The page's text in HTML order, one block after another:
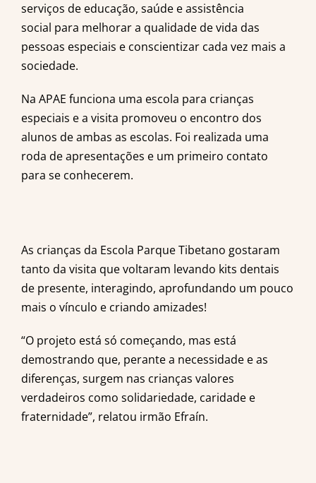
serviços de educação, saúde e assistência
social para melhorar a qualidade de vida das
pessoas especiais e conscientizar cada vez mais a
sociedade.
Na APAE funciona uma escola para crianças
especiais e a visita promoveu o encontro dos
alunos de ambas as escolas. Foi realizada uma
roda de apresentações e um primeiro contato
para se conhecerem.
As crianças da Escola Parque Tibetano gostaram
tanto da visita que voltaram levando kits dentais
de presente, interagindo, aprofundando um pouco
mais o vínculo e criando amizades!
“O projeto está só começando, mas está
demostrando que, perante a necessidade e as
diferenças, surgem nas crianças valores
verdadeiros como solidariedade, caridade e
fraternidade”, relatou irmão Efraín.